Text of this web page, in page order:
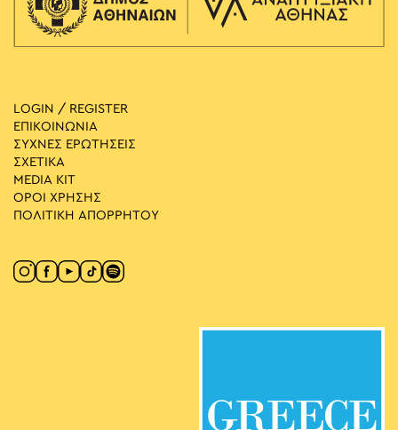
LOGIN / REGISTER
ΕΠΙΚΟΙΝΩΝΙΑ
ΣΥΧΝΕΣ ΕΡΩΤΗΣΕΙΣ
ΣΧΕΤΙΚΑ
MEDIA ΚIT
ΟΡΟΙ ΧΡΗΣΗΣ
ΠΟΛΙΤΙΚΗ ΑΠΟΡΡΗΤΟΥ